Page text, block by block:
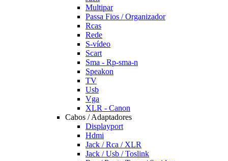
Multipar
Passa Fios / Organizador
Rcas
Rede
S-vídeo
Scart
Sma - Rp-sma-n
Speakon
TV
Usb
Vga
XLR - Canon
Cabos / Adaptadores
Displayport
Hdmi
Jack / Rca / XLR
Jack / Usb / Toslink